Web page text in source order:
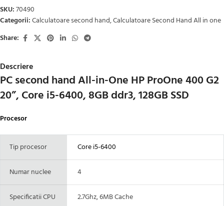
SKU:70490
Categorii:Calculatoare second hand,Calculatoare Second Hand All in one
Share:
Descriere
PC second hand All-in-One HP ProOne 400 G2
20”, Core i5-6400, 8GB ddr3, 128GB SSD
Procesor
Tip procesor Core i5-6400
Numar nuclee 4
Specificatii CPU 2.7Ghz, 6MB Cache